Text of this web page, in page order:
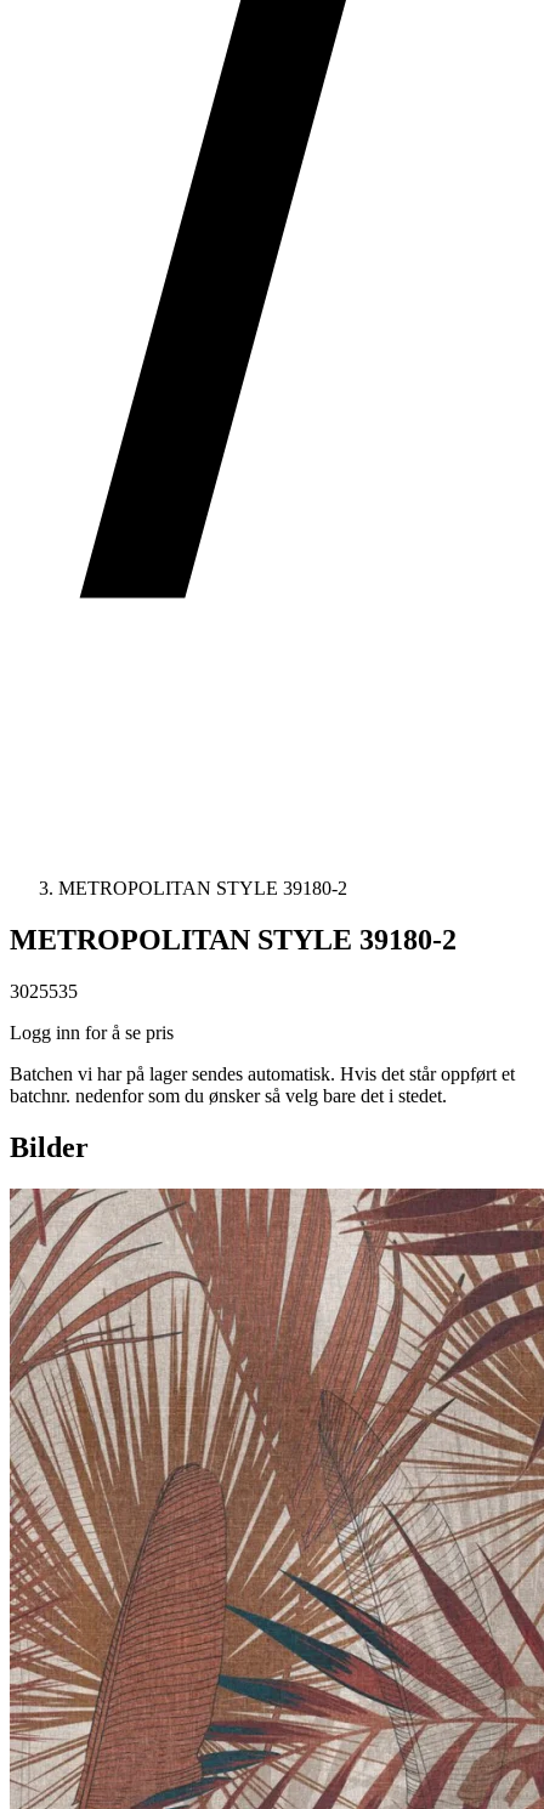
METROPOLITAN STYLE 39180-2
METROPOLITAN STYLE 39180-2
3025535
Logg inn for å se pris
Batchen vi har på lager sendes automatisk. Hvis det står oppført et
batchnr. nedenfor som du ønsker så velg bare det i stedet.
Bilder